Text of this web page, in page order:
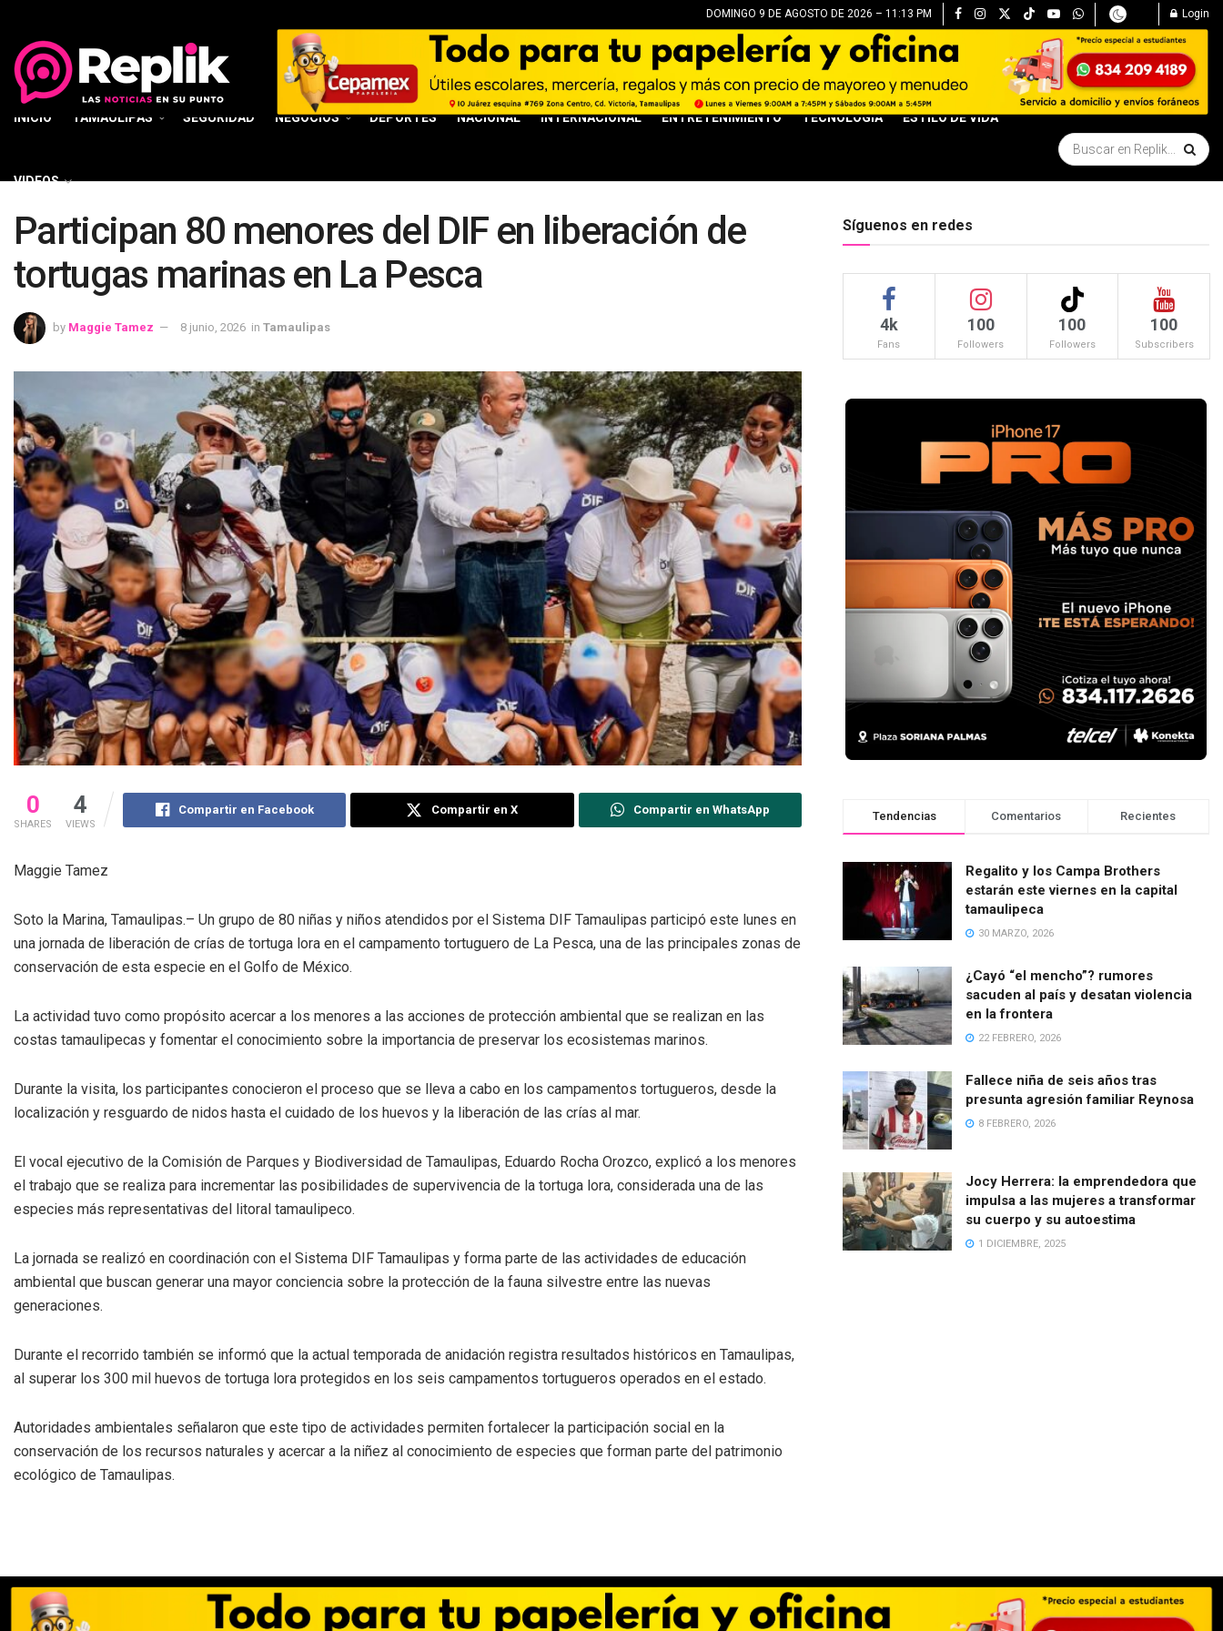
DOMINGO 9 DE AGOSTO DE 2026 – 11:13 PM Login
INICIO TAMAULIPAS SEGURIDAD NEGOCIOS DEPORTES NACIONAL INTERNACIONAL ENTRETENIMIENTO TECNOLOGÍA ESTILO DE VIDA
VIDEOS
Participan 80 menores del DIF en liberación de
tortugas marinas en La Pesca
by Maggie Tamez 8 junio, 2026 in Tamaulipas
0
SHARES
4
VIEWS
Compartir en Facebook Compartir en X Compartir en WhatsApp
Maggie Tamez
Soto la Marina, Tamaulipas.– Un grupo de 80 niñas y niños atendidos por el Sistema DIF Tamaulipas participó este lunes en
una jornada de liberación de crías de tortuga lora en el campamento tortuguero de La Pesca, una de las principales zonas de
conservación de esta especie en el Golfo de México.
La actividad tuvo como propósito acercar a los menores a las acciones de protección ambiental que se realizan en las
costas tamaulipecas y fomentar el conocimiento sobre la importancia de preservar los ecosistemas marinos.
Durante la visita, los participantes conocieron el proceso que se lleva a cabo en los campamentos tortugueros, desde la
localización y resguardo de nidos hasta el cuidado de los huevos y la liberación de las crías al mar.
El vocal ejecutivo de la Comisión de Parques y Biodiversidad de Tamaulipas, Eduardo Rocha Orozco, explicó a los menores
el trabajo que se realiza para incrementar las posibilidades de supervivencia de la tortuga lora, considerada una de las
especies más representativas del litoral tamaulipeco.
La jornada se realizó en coordinación con el Sistema DIF Tamaulipas y forma parte de las actividades de educación
ambiental que buscan generar una mayor conciencia sobre la protección de la fauna silvestre entre las nuevas
generaciones.
Durante el recorrido también se informó que la actual temporada de anidación registra resultados históricos en Tamaulipas,
al superar los 300 mil huevos de tortuga lora protegidos en los seis campamentos tortugueros operados en el estado.
Autoridades ambientales señalaron que este tipo de actividades permiten fortalecer la participación social en la
conservación de los recursos naturales y acercar a la niñez al conocimiento de especies que forman parte del patrimonio
ecológico de Tamaulipas.
Síguenos en redes
4k
Fans
100
Followers
100
Followers
100
Subscribers
Tendencias Comentarios Recientes
Regalito y los Campa Brothers
estarán este viernes en la capital
tamaulipeca
30 MARZO, 2026
¿Cayó “el mencho”? rumores
sacuden al país y desatan violencia
en la frontera
22 FEBRERO, 2026
Fallece niña de seis años tras
presunta agresión familiar Reynosa
8 FEBRERO, 2026
Jocy Herrera: la emprendedora que
impulsa a las mujeres a transformar
su cuerpo y su autoestima
1 DICIEMBRE, 2025